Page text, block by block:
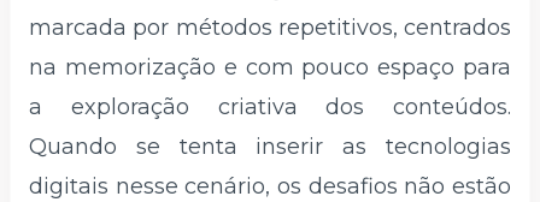
marcada por métodos repetitivos, centrados
na memorização e com pouco espaço para
a exploração criativa dos conteúdos.
Quando se tenta inserir as tecnologias
digitais nesse cenário, os desafios não estão